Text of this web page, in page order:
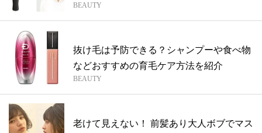
BEAUTY
抜け毛は予防できる？シャンプーや食べ物
などおすすめの育毛ケア方法を紹介
BEAUTY
老けて見えない！ 前髪あり大人ボブでマス